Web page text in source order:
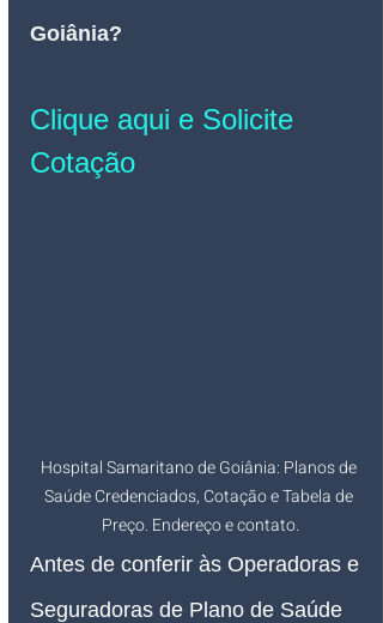
Goiânia?
Clique aqui e Solicite
Cotação
Hospital Samaritano de Goiânia: Planos de
Saúde Credenciados, Cotação e Tabela de
Preço. Endereço e contato.
Antes de conferir às Operadoras e
Seguradoras de Plano de Saúde